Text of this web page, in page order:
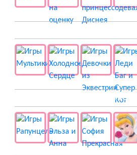
👸 Принцессы